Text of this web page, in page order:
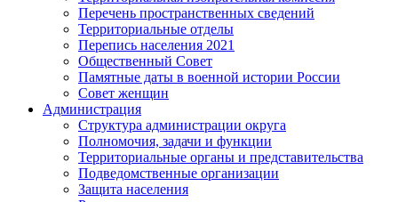
Перечень пространственных сведений
Территориальные отделы
Перепись населения 2021
Общественный Совет
Памятные даты в военной истории России
Совет женщин
Администрация
Структура администрации округа
Полномочия, задачи и функции
Территориальные органы и представительства
Подведомственные организации
Защита населения